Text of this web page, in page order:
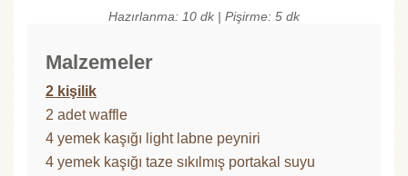
Hazırlanma: 10 dk | Pişirme: 5 dk
Malzemeler
2 kişilik
2 adet waffle
4 yemek kaşığı light labne peyniri
4 yemek kaşığı taze sıkılmış portakal suyu